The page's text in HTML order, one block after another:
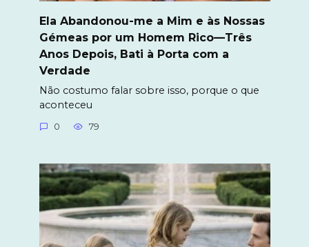
Ela Abandonou-me a Mim e às Nossas
Gémeas por um Homem Rico—Três
Anos Depois, Bati à Porta com a
Verdade
Não costumo falar sobre isso, porque o que
aconteceu
0 79